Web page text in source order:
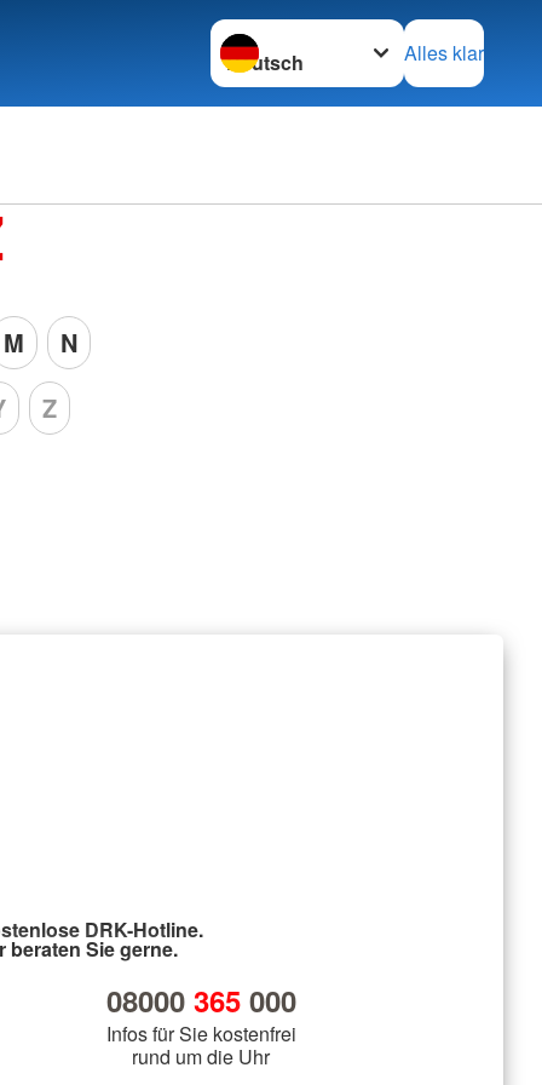
Sprache wechseln zu
Alles klar
M
N
Z
DRK-Hotline.
beraten Sie gerne.
08000 365000
Infos für Sie kostenfrei
rund um die Uhr